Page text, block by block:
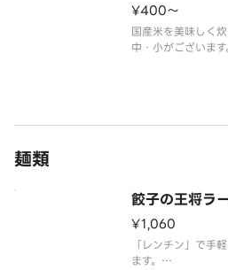
ンゲ】は別途ご注文
¥400〜
国産米を美味しく
中・小がございます。
麺類
餃子の王将ラ
¥1,060
「レンチン」で手
ます。